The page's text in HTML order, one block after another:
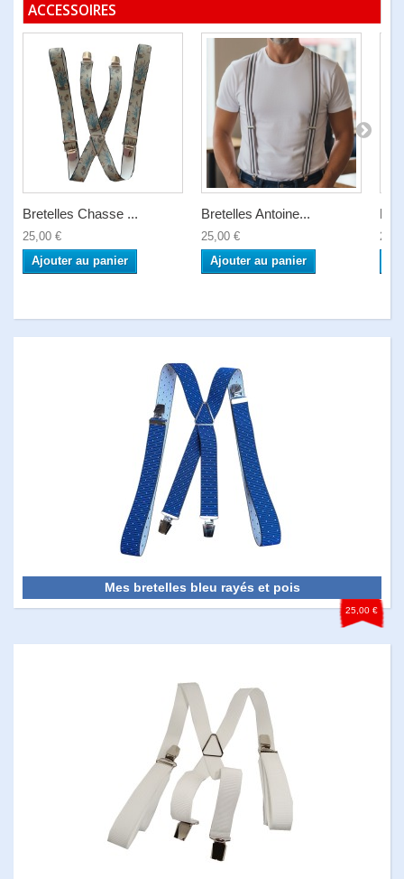
ACCESSOIRES
Bretelles Chasse ...
25,00 €
Ajouter au panier
Bretelles Antoine...
25,00 €
Ajouter au panier
Mes bretelles bleu rayés et pois
25,00 €